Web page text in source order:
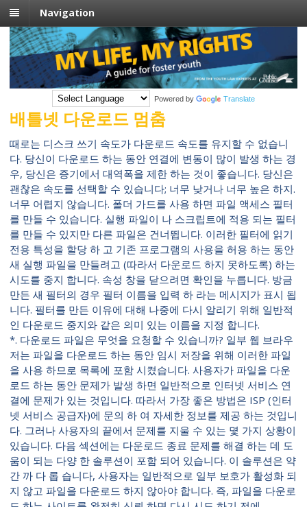
Navigation
Powered by Translate
배틀넷 다운로드 멈춤
때로는 디스크 쓰기 속도가 다운로드 속도를 유지할 수 없습니
다. 당신이 다운로드 하는 동안 연결에 변동이 많이 발생 하는 경
우, 당신은 증기에서 대역폭을 제한 하는 것이 좋습니다. 당신은
괜찮은 속도를 선택할 수 있습니다; 너무 낮거나 너무 높은 하지.
너무 어렵지 않습니다. 폴더 가드를 사용 하면 파일 액세스 필터
를 만들 수 있습니다. 실행 파일이 나 스크립트에 적용 되는 필터
를 만들 수 있지만 다른 파일은 건너뜁니다. 이러한 필터에 읽기
전용 특성을 할당 하 고 기존 프로그램의 사용을 허용 하는 동안
새 실행 파일을 만들려고 (따라서 다운로드 하지 못하도록) 하는
시도를 중지 합니다. 속성 창을 닫으려면 확인을 누릅니다. 방금
만든 새 필터의 경우 필터 이름을 입력 하 라는 메시지가 표시 됩
니다. 필터를 만든 이유에 대해 나중에 다시 알리기 위해 일반적
인 다운로드 중지와 같은 의미 있는 이름을 지정 합니다.
*. 다운로드 파일은 무엇을 요청할 수 있습니까? 일부 웹 브라우
저는 파일을 다운로드 하는 동안 임시 저장을 위해 이러한 파일
을 사용 하므로 목록에 포함 시켰습니다. 사용자가 파일을 다운
로드 하는 동안 문제가 발생 하면 일반적으로 인터넷 서비스 연
결에 문제가 있는 것입니다. 따라서 가장 좋은 방법은 ISP (인터
넷 서비스 공급자)에 문의 하 여 자세한 정보를 제공 하는 것입니
다. 그러나 사용자의 끝에서 문제를 지울 수 있는 몇 가지 상황이
있습니다. 다음 섹션에는 다운로드 종료 문제를 해결 하는 데 도
움이 되는 다양 한 솔루션이 포함 되어 있습니다. 이 솔루션은 약
간 까 다 롭 습니다, 사용자는 일반적으로 일부 보호가 활성화 되
지 않고 파일을 다운로드 하지 않아야 합니다. 즉, 파일을 다운로